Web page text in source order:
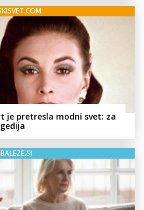
je pretresla modni svet: za